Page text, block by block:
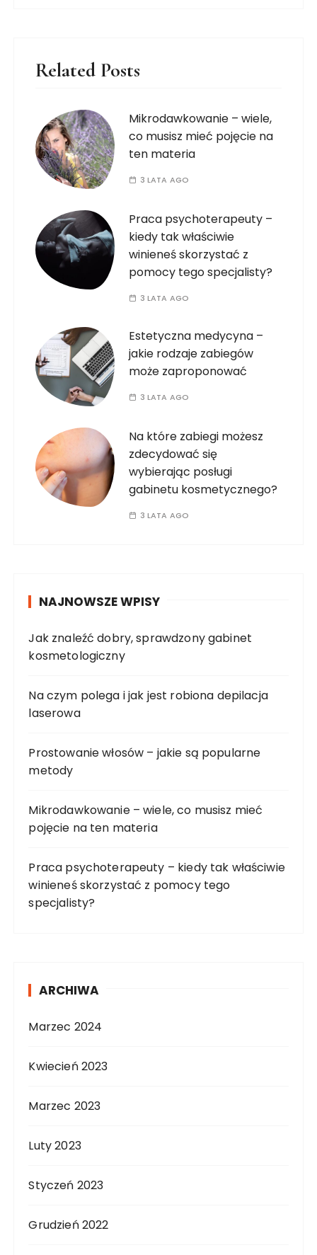
Related Posts
Mikrodawkowanie – wiele,
co musisz mieć pojęcie na
ten materia
3 LATA AGO
Praca psychoterapeuty –
kiedy tak właściwie
winieneś skorzystać z
pomocy tego specjalisty?
3 LATA AGO
Estetyczna medycyna –
jakie rodzaje zabiegów
może zaproponować
3 LATA AGO
Na które zabiegi możesz
zdecydować się
wybierając posługi
gabinetu kosmetycznego?
3 LATA AGO
NAJNOWSZE WPISY
Jak znaleźć dobry, sprawdzony gabinet
kosmetologiczny
Na czym polega i jak jest robiona depilacja
laserowa
Prostowanie włosów – jakie są popularne
metody
Mikrodawkowanie – wiele, co musisz mieć
pojęcie na ten materia
Praca psychoterapeuty – kiedy tak właściwie
winieneś skorzystać z pomocy tego
specjalisty?
ARCHIWA
Marzec 2024
Kwiecień 2023
Marzec 2023
Luty 2023
Styczeń 2023
Grudzień 2022